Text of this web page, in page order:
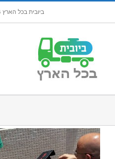
ביובית בכל הארץ 052-3780004